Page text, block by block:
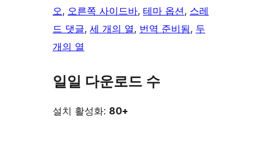
오, 오른쪽 사이드바, 테마 옵션, 스레
드 댓글, 세 개의 열, 번역 준비됨, 두
개의 열
일일 다운로드 수
설치 활성화: 80+